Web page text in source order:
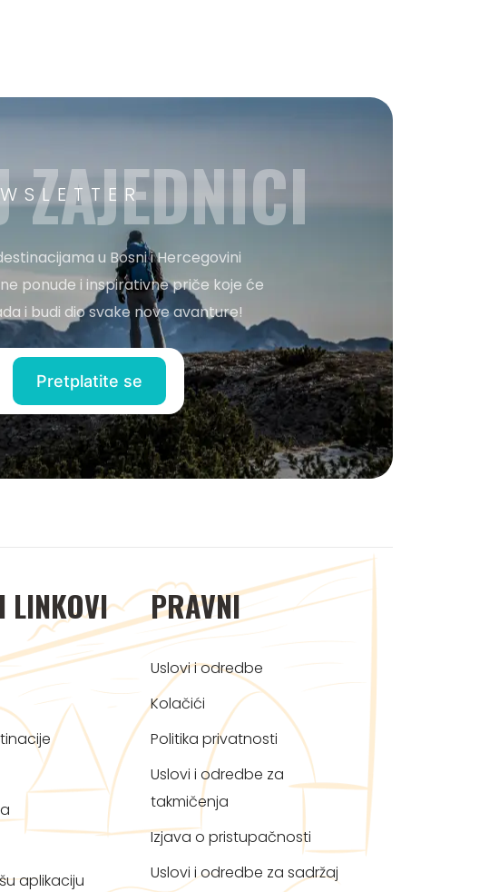
ZAJEDNICI
u Bosni i Hercegovini
ponude i inspirativne priče koje će
i budi dio svake nove avanture!
LINKOVI
aplikaciju
PRAVNI
Uslovi i odredbe
Kolačići
Politika privatnosti
Uslovi i odredbe za
takmičenja
Izjava o pristupačnosti
Uslovi i odredbe za sadržaj